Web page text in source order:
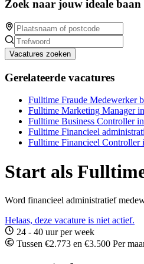
Zoek naar jouw ideale
Vacatures zoeken
Gerelateerde vacatures
Fulltime Fraude Medewerker
Fulltime Marketing Manager
Fulltime Business Controller
Fulltime Financieel
Fulltime Financieel Controller
Start als
Word financieel administratief
Helaas, deze vacature is niet actief.
24 - 40 uur per week
Tussen €2.773 en €3.500 Per